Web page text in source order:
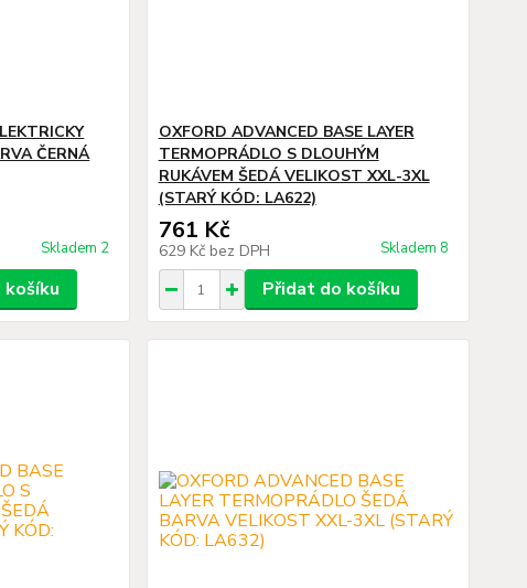
ČERNÁ
Skladem 2
OXFORD ADVANCED BASE LAYER
TERMOPRÁDLO S DLOUHÝM
RUKÁVEM ŠEDÁ VELIKOST XXL-3XL
(STARÝ KÓD: LA622)
761 Kč
629 Kč bez DPH Skladem 8
Přidat do košíku